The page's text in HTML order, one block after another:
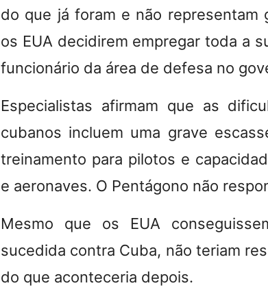
do que já foram e não representam
os EUA decidirem empregar toda a
funcionário da área de defesa no
Especialistas afirmam que as
cubanos incluem uma grave
treinamento para pilotos e
e aeronaves. O Pentágono não
Mesmo que os EUA
sucedida contra Cuba, não teriam
do que aconteceria depois.